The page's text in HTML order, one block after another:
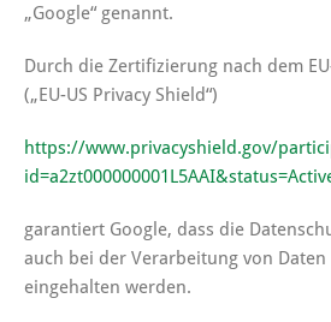
„Google“ genannt.
Durch die Zertifizierung nach dem
(„EU-US Privacy Shield“)
https://www.privacyshield.gov/
garantiert Google, dass die
auch bei der Verarbeitung von Daten
eingehalten werden.